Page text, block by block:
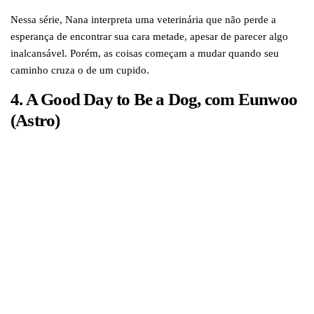
Nessa série, Nana interpreta uma veterinária que não perde a
esperança de encontrar sua cara metade, apesar de parecer algo
inalcansável. Porém, as coisas começam a mudar quando seu
caminho cruza o de um cupido.
4. A Good Day to Be a Dog, com Eunwoo
(Astro)